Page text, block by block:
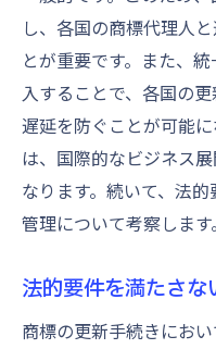
し、各国の商標代理人
とが重要です。また、
入することで、各国の
遅延を防ぐことが可能
は、国際的なビジネス
なります。続いて、法
管理について考察します。
法的要件を満たさ
商標の更新手続きにお